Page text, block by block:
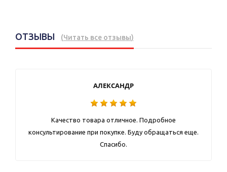
ОТЗЫВЫ (Читать все отзывы)
АЛЕКСАНДР
Качество товара отличное. Подробное
консультирование при покупке. Буду обращаться еще.
Спасибо.